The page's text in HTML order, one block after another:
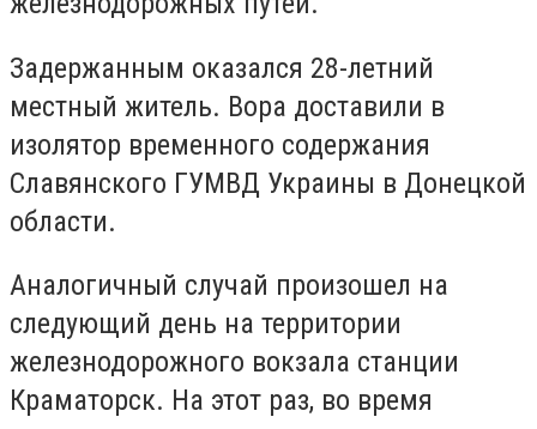
Задержанным оказался 28-летний
местный житель. Вора доставили в
изолятор временного содержания
Славянского ГУМВД Украины в Донецкой
области.
Аналогичный случай произошел на
следующий день на территории
железнодорожного вокзала станции
Краматорск. На этот раз, во время